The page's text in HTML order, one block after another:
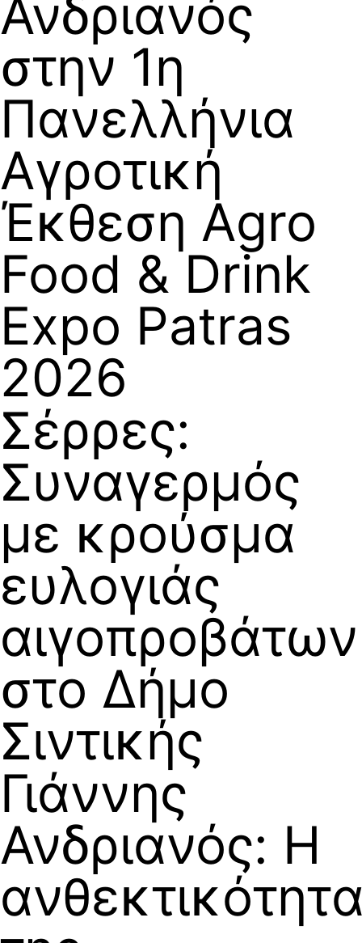
Ανδριανός
στην 1η
Πανελλήνια
Αγροτική
Έκθεση Agro
Food & Drink
Expo Patras
2026
Σέρρες:
Συναγερμός
με κρούσμα
ευλογιάς
αιγοπροβάτων
στο Δήμο
Σιντικής
Γιάννης
Ανδριανός: Η